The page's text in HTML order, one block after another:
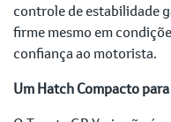
controle de estabilidade
firme mesmo em
confiança ao motorista.
Um Hatch Compacto